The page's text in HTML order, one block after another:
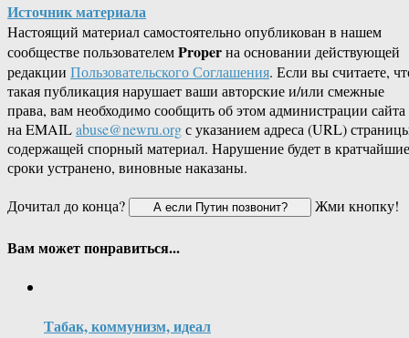
Источник материала
Настоящий материал самостоятельно опубликован в нашем
сообществе пользователемProperна основании действующей
редакции Пользовательского Соглашения. Если вы считаете,
такая публикация нарушает ваши авторские и/или смежные
права, вам необходимо сообщить об этом администрации сайта
на EMAILabuse@newru.orgс указанием адреса (URL)
содержащей спорный материал. Нарушение будет в кратчайшие
сроки устранено, виновные наказаны.
Дочитал до конца?
Жми кнопку!
Вам может понравиться...
Табак, коммунизм, идеал